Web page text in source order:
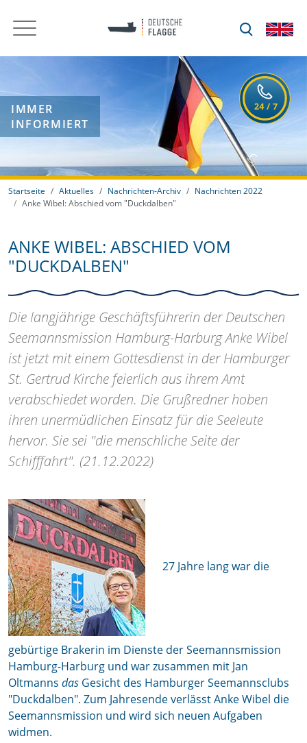
IMMER
INFORMIERT
Startseite Aktuelles Nachrichten-Archiv
Nachrichten 2022
Anke Wibel: Abschied vom "Duckdalben"
ANKE WIBEL: ABSCHIED VOM
"DUCKDALBEN"
Die langjährige Geschäftsführerin der Deutschen
Seemannsmission Hamburg-Harburg Anke Wibel
ist jetzt mit einem Gottesdienst in der Hamburger
St. Gertrud Kirche feierlich aus ihrem Amt
verabschiedet worden. Die Grußredner hoben
ihren unermüdlichen Einsatz für die Seeleute
hervor. Sie sei "die menschliche Seite der
Schifffahrt". (21.12.2022)
27 Jahre lang war die
gebürtige Brakerin im Dienste der Seemannsmission
Hamburg-Harburg und war zusammen mit Jan
Oltmanns das Gesicht des Hamburger Seemannsclubs
"Duckdalben". Zum Jahresende verlässt Anke Wibel die
Seemannsmission und wird sich neuen Aufgaben
widmen.